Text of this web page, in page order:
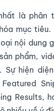
là phân
mục tiêu.
nội dung
phẩm,
Sự hiện
Featured
Results,